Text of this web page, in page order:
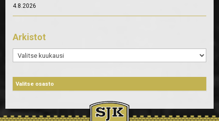
4.8.2026
Arkistot
Arkistot